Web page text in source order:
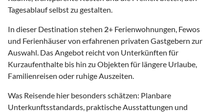
Tagesablauf selbst zu gestalten.
In dieser Destination stehen 2+ Ferienwohnungen, Fewos
und Ferienhäuser von erfahrenen privaten Gastgebern zur
Auswahl. Das Angebot reicht von Unterkünften für
Kurzaufenthalte bis hin zu Objekten für längere Urlaube,
Familienreisen oder ruhige Auszeiten.
Was Reisende hier besonders schätzen: Planbare
Unterkunftsstandards, praktische Ausstattungen und